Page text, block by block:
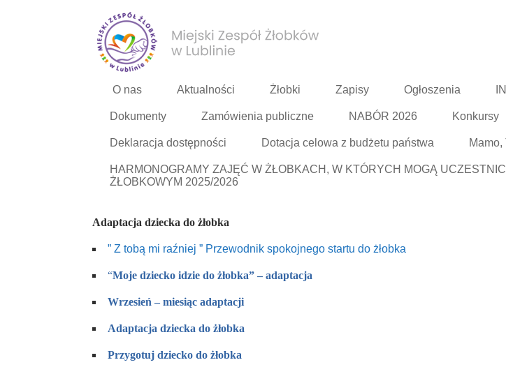
O nas Aktualności Żłobki Zapisy Ogłoszenia
Dokumenty Zamówienia publiczne NABÓR 2026 Konkursy
Deklaracja dostępności Dotacja celowa z budżetu państwa
HARMONOGRAMY ZAJĘĆ W ŻŁOBKACH, W KTÓRYCH MOGĄ
ŻŁOBKOWYM 2025/2026
Adaptacja dziecka do żłobka
” Z tobą mi raźniej ” Przewodnik spokojnego startu do żłobka
“Moje dziecko idzie do żłobka” – adaptacja
Wrzesień – miesiąc adaptacji
Adaptacja dziecka do żłobka
Przygotuj dziecko do żłobka